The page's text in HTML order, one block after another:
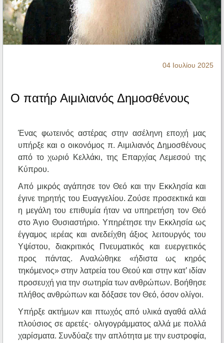
Ηχητικά
04 Ιουλίου 2025
Ο πατήρ Αιμιλιανός Δημοσθένους
Ένας φωτεινός αστέρας στην ασέληνη εποχή μας
υπήρξε και ο οικονόμος π. Αιμιλιανός Δημοσθένους
από το χωριό Κελλάκι, της Επαρχίας Λεμεσού της
Κύπρου.
Από μικρός αγάπησε τον Θεό και την Εκκλησία και
έγινε τηρητής του Ευαγγελίου. Ζούσε προσεκτικά και
η μεγάλη του επιθυμία ήταν να υπηρετήση τον Θεό
στο Άγιο Θυσιαστήριο. Υπηρέτησε την Εκκλησία ως
έγγαμος ιερέας και ανεδείχθη άξιος λειτουργός του
Υψίστου, διακριτικός Πνευματικός και ευεργετικός
προς πάντας. Αναλώθηκε «ήδιστα ως κηρός
τηκόμενος» στην λατρεία του Θεού και στην κατ’ ιδίαν
προσευχή για την σωτηρία των ανθρώπων. Βοήθησε
πλήθος ανθρώπων και δόξασε τον Θεό, όσον ολίγοι.
Υπήρξε ακτήμων και πτωχός από υλικά αγαθά αλλά
πλούσιος σε αρετές· ολιγογράμματος αλλά με πολλά
χαρίσματα. Συνδύαζε την απλότητα με την ευστροφία,